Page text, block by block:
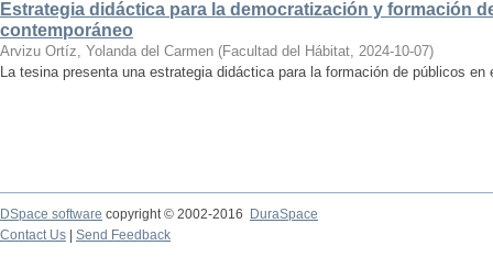
Estrategia didáctica para la democratización y formación
contemporáneo
Arvizu Ortíz, Yolanda del Carmen (Facultad del Hábitat, 2024-10-07)
La tesina presenta una estrategia didáctica para la formación de públicos en
DSpace software copyright © 2002-2016
DuraSpace
Contact Us
Send Feedback